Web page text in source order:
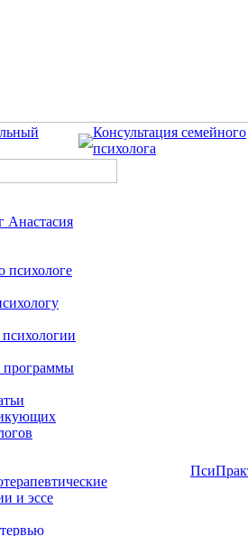
Консультация семейного
психолога
Анастасия
психологе
и эссе